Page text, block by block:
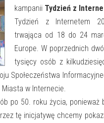
kampanii Tydzień z
Tydzień z Internetem
trwająca od 18 do 24
Europe. W poprzednich
tysięcy osób z
Społeczeństwa
w Internecie.
po 50. roku życia, ponieważ
tę inicjatywę chcemy